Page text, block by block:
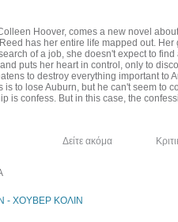
Hoover, comes a new novel
has her entire life mapped out.
of a job, she doesn't expect to
puts her heart in control, only to
to destroy everything important to
is to lose Auburn, but he can't seem to
is confess. But in this case, the
Δείτε ακόμα
- ΧΟΥΒΕΡ ΚΟΛΙΝ